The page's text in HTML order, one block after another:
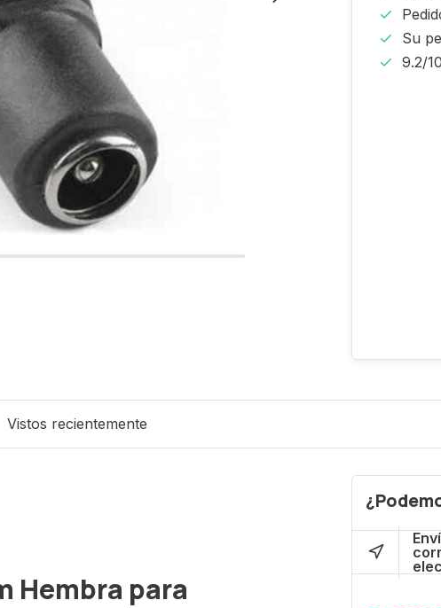
Su
9.2/
Vistos recientemente
Hembra para